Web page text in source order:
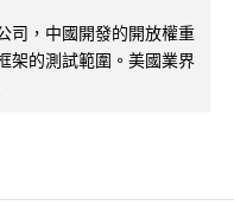
司，中國開發的開放權重
架的測試範圍。美國業界